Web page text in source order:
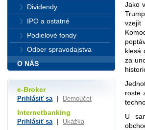
Jako
vzejít
klesá
za
roste
U
Dividendy
IPO a ostatné
Podielové fondy
Odber spravodajstva
O NÁS
e-Broker
Prihlásiť sa Demoúčet
Internetbanking
Prihlásiť sa Ukážka